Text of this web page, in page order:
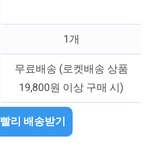
1개
무료배송 (로켓배송 상품
19,800원 이상 구매 시)
빨리 배송받기